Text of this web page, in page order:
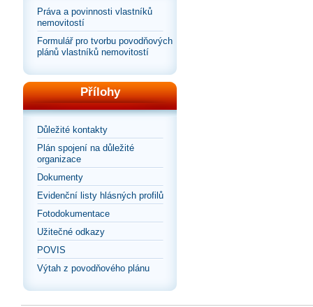
Práva a povinnosti vlastníků
nemovitostí
Formulář pro tvorbu povodňových
plánů vlastníků nemovitostí
Přílohy
Důležité kontakty
Plán spojení na důležité
organizace
Dokumenty
Evidenční listy hlásných profilů
Fotodokumentace
Užitečné odkazy
POVIS
Výtah z povodňového plánu